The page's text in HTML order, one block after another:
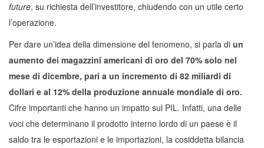
future, su richiesta dell’investitore, chiudendo con un utile certo
l’operazione.
Per dare un’idea della dimensione del fenomeno, si parla di un
aumento dei magazzini americani di oro del 70% solo nel
mese di dicembre, pari a un incremento di 82 miliardi di
dollari e al 12% della produzione annuale mondiale di oro.
Cifre importanti che hanno un impatto sul PIL. Infatti, una delle
voci che determinano il prodotto interno lordo di un paese è il
saldo tra le esportazioni e le importazioni, la cosiddetta bilancia